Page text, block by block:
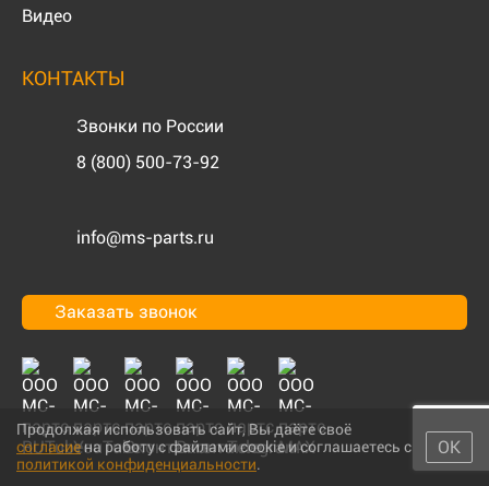
Видео
КОНТАКТЫ
Звонки по России
8 (800) 500-73-92
info@ms-parts.ru
Заказать звонок
Продолжая использовать сайт, Вы даёте своё
согласиена работу с файлами cookie и соглашаетесь с
политикой конфиденциальности.
ОК